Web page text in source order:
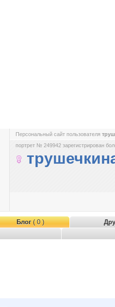
Персональный сайт пользователя
портрет № 249942 зарегистрирован
Блог( 0 )